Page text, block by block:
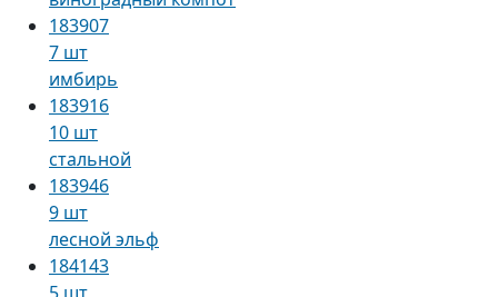
183907
7 шт
имбирь
183916
10 шт
стальной
183946
9 шт
лесной эльф
184143
5 шт